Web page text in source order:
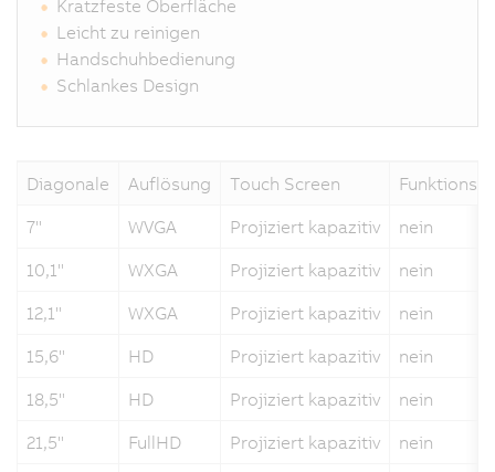
Kratzfeste Oberfläche
Leicht zu reinigen
Handschuhbedienung
Schlankes Design
Diagonale Auflösung Touch Screen
7"
WVGA Projiziert kapazitiv
nein
10,1"
WXGA Projiziert kapazitiv
nein
12,1"
WXGA Projiziert kapazitiv
nein
15,6"
HD Projiziert kapazitiv
nein
18,5"
HD Projiziert kapazitiv
nein
21,5"
FullHD Projiziert kapazitiv
nein